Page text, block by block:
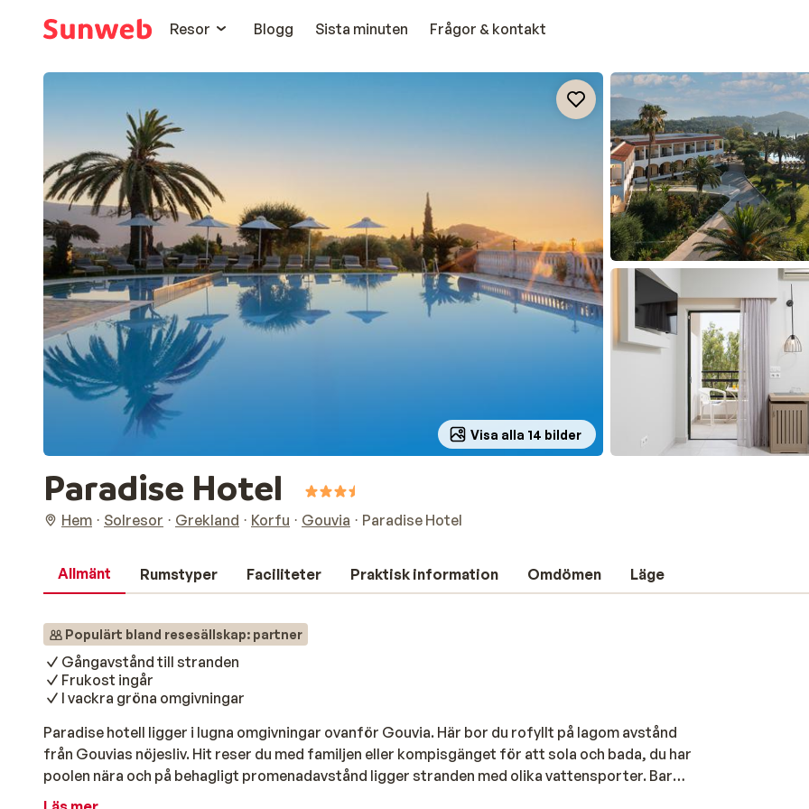
Resor
Blogg Sista minuten Frågor & kontakt
Visa alla 14 bilder
Paradise Hotel
Hem Solresor Grekland Korfu Gouvia Paradise Hotel
Allmänt Rumstyper Faciliteter Praktisk information Omdömen Läge
Populärt bland resesällskap: partner
Gångavstånd till stranden
Frukost ingår
I vackra gröna omgivningar
Paradise hotell ligger i lugna omgivningar ovanför Gouvia. Här bor du rofyllt på lagom avstånd
från Gouvias nöjesliv. Hit reser du med familjen eller kompisgänget för att sola och bada, du har
poolen nära och på behagligt promenadavstånd ligger stranden med olika vattensporter. Bara
en knapp mil söder om Gouvia ligger Korfu stad som är ett perfekt utflyktsmål med sitt